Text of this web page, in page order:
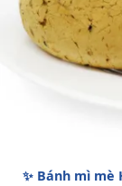
✨ Bánh mì mè